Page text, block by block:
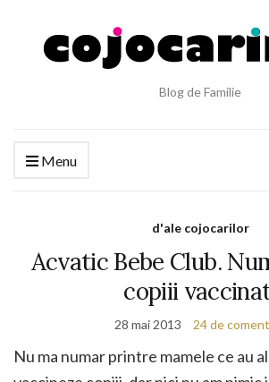
Blog de Familie
Menu
d'ale cojocarilor
Acvatic Bebe Club.
copiii
28 mai 2013 24 de
Nu ma numar printre mamele ce au